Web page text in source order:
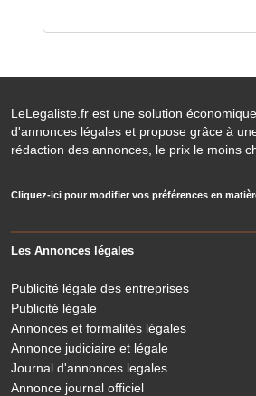
LeLegaliste.fr est une solution
d'annonces légales et propose grâce à
rédaction des annonces, le prix le moins
Cliquez-ici pour modifier vos préférences en
Les Annonces légales
Publicité légale des entreprises
Publicité légale
Annonces et formalités légales
Annonce judiciaire et légale
Journal d'annonces legales
Annonce journal officiel